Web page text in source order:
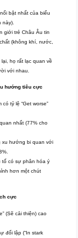
bật nhất của biểu
giới trẻ Châu Âu tin
(không khí, nước,
họ rất lạc quan về
với nhau.
hướng tiêu cực
tỷ lệ “Get worse”
nhất (77% cho
xu hướng bi quan với
tố có sự phân hóa ý
hơn một chút
cực
(Sẽ cải thiện) cao
đối lập (“In stark